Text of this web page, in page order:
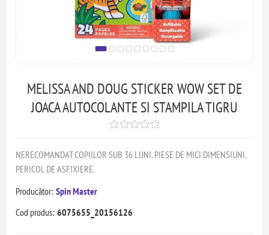
MELISSA AND DOUG STICKER WOW SET DE
JOACA AUTOCOLANTE SI STAMPILA TIGRU
NERECOMANDAT COPIILOR SUB 36 LUNI. PIESE DE MICI DIMENSIUNI.
PERICOL DE ASFIXIERE.
Producător: Spin Master
Cod produs: 6075655_20156126